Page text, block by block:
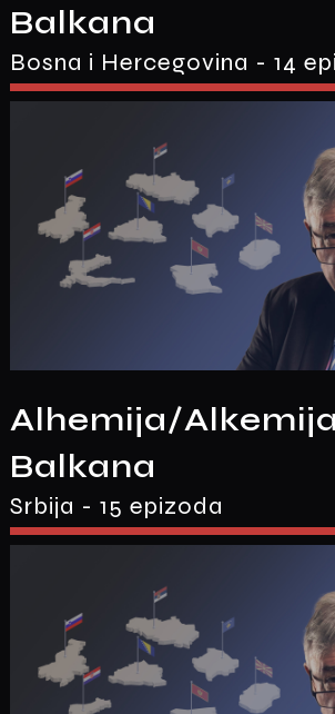
Balkana
Bosna i Hercegovina - 14
Alhemija/Alkemija
Balkana
Srbija - 15 epizoda